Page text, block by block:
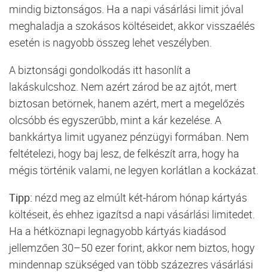
mindig biztonságos. Ha a napi vásárlási limit jóval
meghaladja a szokásos költéseidet, akkor visszaélés
esetén is nagyobb összeg lehet veszélyben.
A biztonsági gondolkodás itt hasonlít a
lakáskulcshoz. Nem azért zárod be az ajtót, mert
biztosan betörnek, hanem azért, mert a megelőzés
olcsóbb és egyszerűbb, mint a kár kezelése. A
bankkártya limit ugyanez pénzügyi formában. Nem
feltételezi, hogy baj lesz, de felkészít arra, hogy ha
mégis történik valami, ne legyen korlátlan a kockázat.
Tipp: nézd meg az elmúlt két-három hónap kártyás
költéseit, és ehhez igazítsd a napi vásárlási limitedet.
Ha a hétköznapi legnagyobb kártyás kiadásod
jellemzően 30–50 ezer forint, akkor nem biztos, hogy
mindennap szükséged van több százezres vásárlási